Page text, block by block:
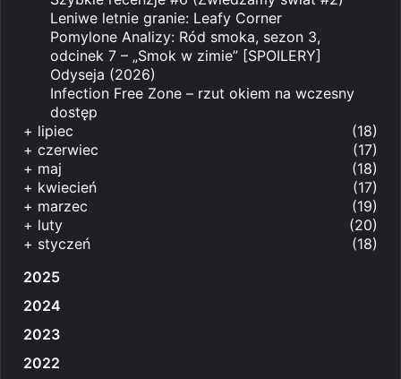
Leniwe letnie granie: Leafy Corner
Pomylone Analizy: Ród smoka, sezon 3,
odcinek 7 – „Smok w zimie” [SPOILERY]
Odyseja (2026)
Infection Free Zone – rzut okiem na wczesny
dostęp
+ lipiec
(18)
+ czerwiec
(17)
+ maj
(18)
+ kwiecień
(17)
+ marzec
(19)
+ luty
(20)
+ styczeń
(18)
2025
2024
2023
2022